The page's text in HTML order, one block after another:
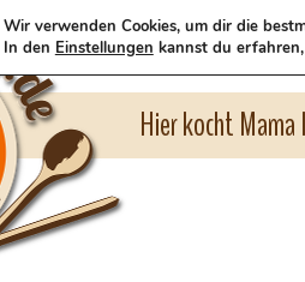
Hier kocht
Wir verwenden Cookies, um dir die
In den Einstellungen kannst du